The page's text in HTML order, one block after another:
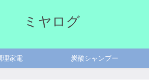
ミヤログ
理家電 炭酸シャンプー